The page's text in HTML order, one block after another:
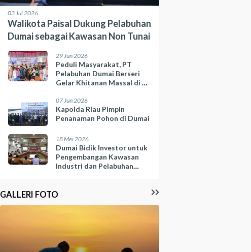
03 Jul 2026
Walikota Paisal Dukung Pelabuhan
Dumai sebagai Kawasan Non Tunai
29 Jun 2026
Peduli Masyarakat, PT
Pelabuhan Dumai Berseri
Gelar Khitanan Massal di 10
07 Jun 2026
Kapolda Riau Pimpin
Penanaman Pohon di Dumai
18 Mei 2026
Dumai Bidik Investor untuk
Pengembangan Kawasan
Industri dan Pelabuhan
GALLERI FOTO